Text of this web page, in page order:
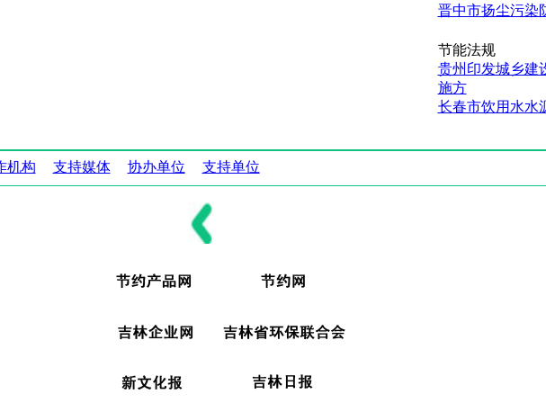
晋中市扬尘污染
节能法规
贵州印发城乡建
施方
长春市饮用水水
机构 支持媒体 协办单位 支持单位